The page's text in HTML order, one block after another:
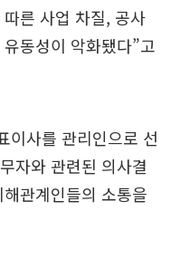
른 사업 차질, 공사
동성이 악화됐다”고
이사를 관리인으로 선
자와 관련된 의사결
관계인들의 소통을